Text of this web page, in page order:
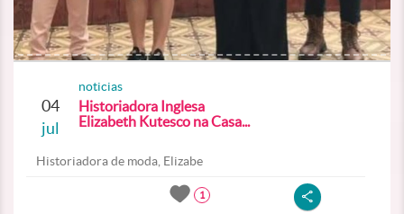
04
jul
noticias
Historiadora Inglesa
Elizabeth Kutesco na Casa...
Historiadora de moda, Elizabe
1